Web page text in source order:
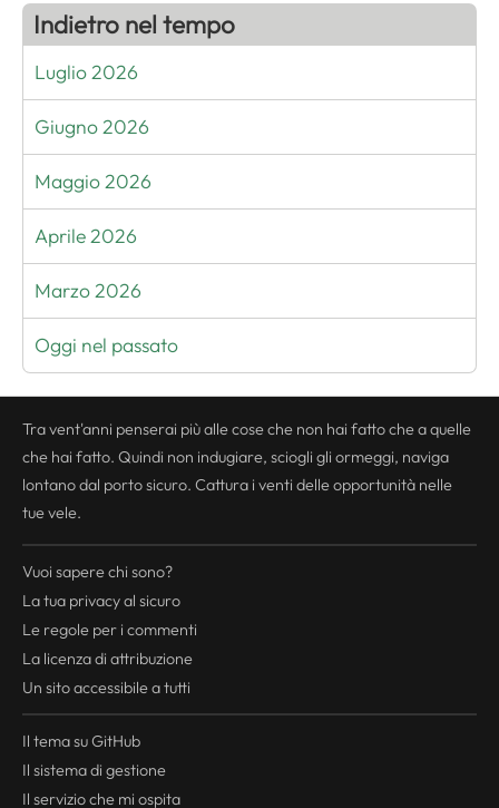
Indietro nel tempo
Luglio 2026
Giugno 2026
Maggio 2026
Aprile 2026
Marzo 2026
Oggi nel passato
Tra vent'anni penserai più alle cose che non hai fatto che a quelle
che hai fatto. Quindi non indugiare, sciogli gli ormeggi, naviga
lontano dal porto sicuro. Cattura i venti delle opportunità nelle
tue vele.
Vuoi sapere chi sono?
La tua privacyal sicuro
Le regole per i commenti
La licenza di attribuzione
Un sito accessibile a tutti
Il tema su GitHub
Il sistema di gestione
Il servizio che mi ospita